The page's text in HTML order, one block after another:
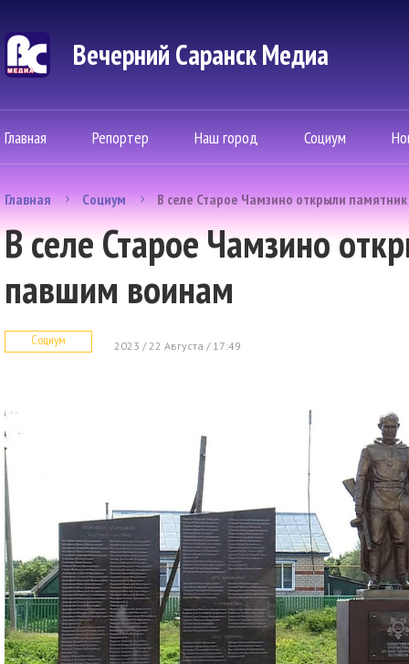
Вечерний Саранск Mедиа
Главная Репортер Наш город Социум
Главная Социум В селе Старое Чамзино открыли
В селе Старое Чамзино
павшим воинам
Социум 2023 / 22 Августа / 17:49